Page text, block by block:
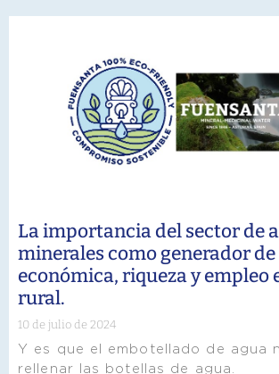
La importancia del sector de
minerales como generador
económica, riqueza y empleo
rural.
10 de julio de 2024
Y es que el embotellado de agua
rellenar las botellas de agua.